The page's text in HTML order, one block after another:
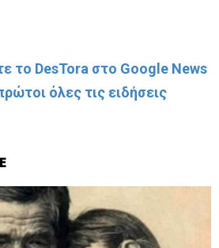
το DesTora στο Google News
όλες τις ειδήσεις